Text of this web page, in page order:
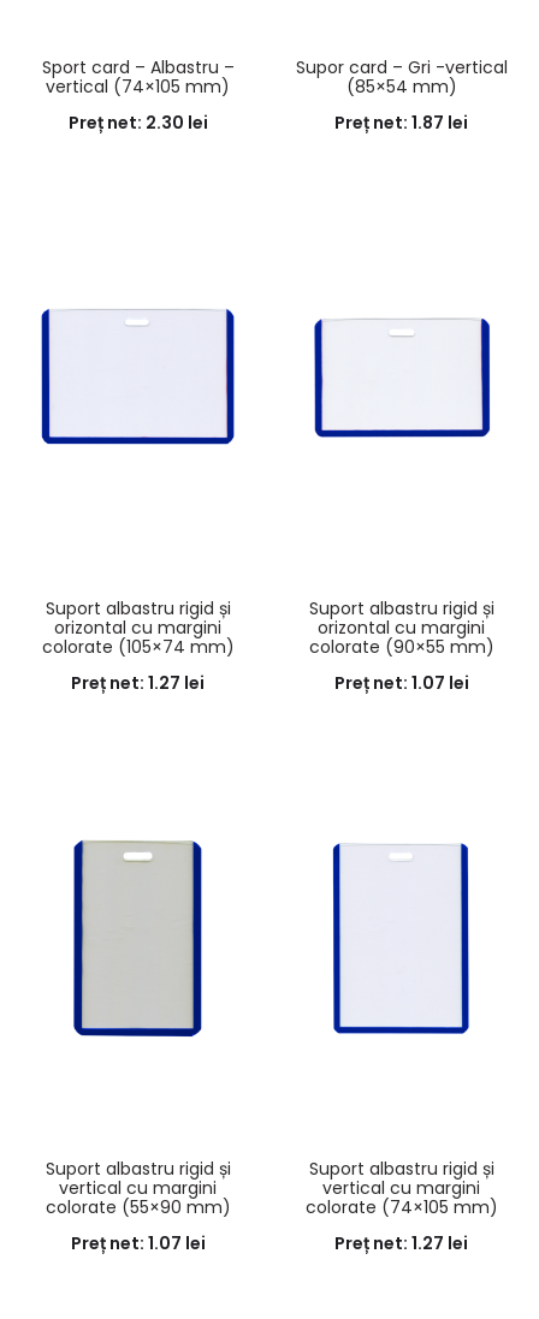
Sport card – Albastru –
vertical (74×105 mm)
Preț net: 2.30 lei
Supor card – Gri -vertical
(85×54 mm)
Preț net: 1.87 lei
Suport albastru rigid și
orizontal cu margini
colorate (105×74 mm)
Preț net: 1.27 lei
Suport albastru rigid și
orizontal cu margini
colorate (90×55 mm)
Preț net: 1.07 lei
Suport albastru rigid și
vertical cu margini
colorate (55×90 mm)
Preț net: 1.07 lei
Suport albastru rigid și
vertical cu margini
colorate (74×105 mm)
Preț net: 1.27 lei